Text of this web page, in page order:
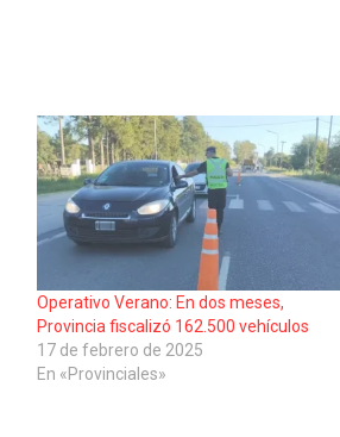
Operativo Verano: En dos meses,
Provincia fiscalizó 162.500 vehículos
17 de febrero de 2025
En «Provinciales»